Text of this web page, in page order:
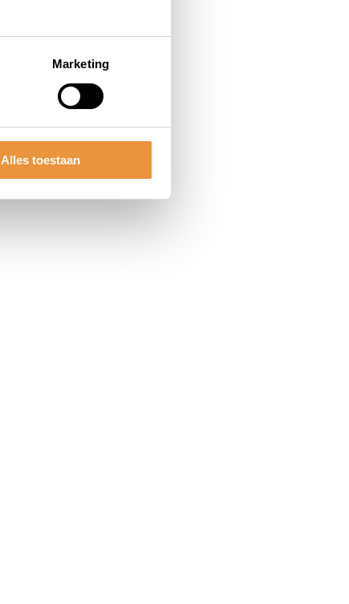
Marketing
Alles toestaan